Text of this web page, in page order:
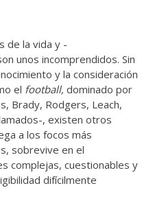
de la vida y -
unos incomprendidos. Sin
y la consideración
el football,dominado por
Brady, Rodgers, Leach,
, existen otros
a los focos más
sobrevive en el
complejas, cuestionables y
difícilmente